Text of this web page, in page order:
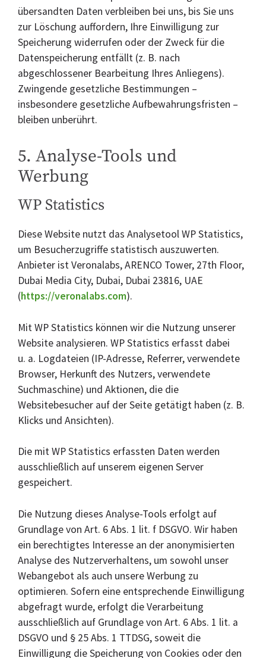
übersandten Daten verbleiben bei uns, bis Sie uns
zur Löschung auffordern, Ihre Einwilligung zur
Speicherung widerrufen oder der Zweck für die
Datenspeicherung entfällt (z. B. nach
abgeschlossener Bearbeitung Ihres Anliegens).
Zwingende gesetzliche Bestimmungen –
insbesondere gesetzliche Aufbewahrungsfristen –
bleiben unberührt.
5. Analyse-Tools und
Werbung
WP Statistics
Diese Website nutzt das Analysetool WP Statistics,
um Besucherzugriffe statistisch auszuwerten.
Anbieter ist Veronalabs, ARENCO Tower, 27th Floor,
Dubai Media City, Dubai, Dubai 23816, UAE
(https://veronalabs.com).
Mit WP Statistics können wir die Nutzung unserer
Website analysieren. WP Statistics erfasst dabei
u. a. Logdateien (IP-Adresse, Referrer, verwendete
Browser, Herkunft des Nutzers, verwendete
Suchmaschine) und Aktionen, die die
Websitebesucher auf der Seite getätigt haben (z. B.
Klicks und Ansichten).
Die mit WP Statistics erfassten Daten werden
ausschließlich auf unserem eigenen Server
gespeichert.
Die Nutzung dieses Analyse-Tools erfolgt auf
Grundlage von Art. 6 Abs. 1 lit. f DSGVO. Wir haben
ein berechtigtes Interesse an der anonymisierten
Analyse des Nutzerverhaltens, um sowohl unser
Webangebot als auch unsere Werbung zu
optimieren. Sofern eine entsprechende Einwilligung
abgefragt wurde, erfolgt die Verarbeitung
ausschließlich auf Grundlage von Art. 6 Abs. 1 lit. a
DSGVO und § 25 Abs. 1 TTDSG, soweit die
Einwilligung die Speicherung von Cookies oder den